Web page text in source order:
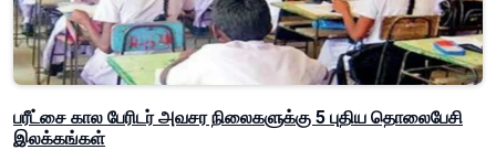
பரீட்சை கால பேரிடர் அவசர நிலைகளுக்கு 5 புதிய தொலைபேசி
இலக்கங்கள்